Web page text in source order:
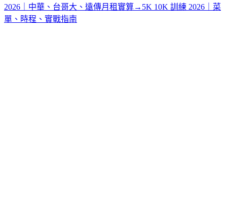
2026｜中華、台哥大、遠傳月租實算→ 5K 10K 訓練 2026｜菜
單、時程、實戰指南